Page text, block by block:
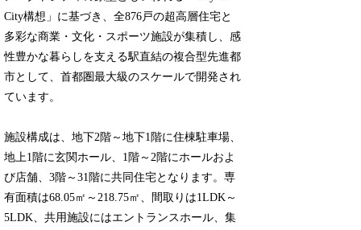
City構想」に基づき、全876戸の超高層住宅と
多彩な商業・文化・スポーツ施設が集積し、感
性豊かな暮らしを支える駅直結の複合型先進都
市として、首都圏最大級のスケールで開発され
ています。
施設構成は、地下2階～地下1階に住棟駐車場、
地上1階に玄関ホール、1階～2階にホールおよ
び店舗、3階～31階に共同住宅となります。専
有面積は68.05㎡～218.75㎡、間取りは1LDK～
5LDK、共用施設にはエントランスホール、集